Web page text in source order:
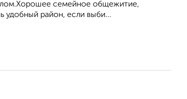
семейное общежитие,
удобный район, если выби...